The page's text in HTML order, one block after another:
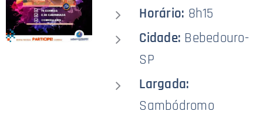
Horário: 8h15
Cidade: Bebedouro-
SP
Largada:
Sambódromo